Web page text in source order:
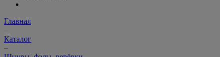
Главная
–
Каталог
–